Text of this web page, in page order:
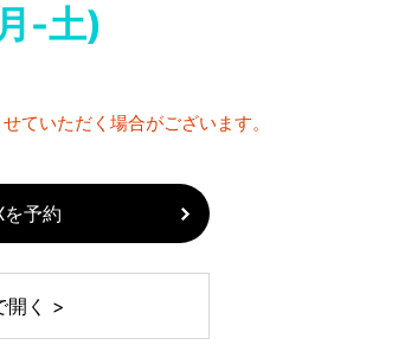
-土)
ていただく場合がございます。
予約
開く >